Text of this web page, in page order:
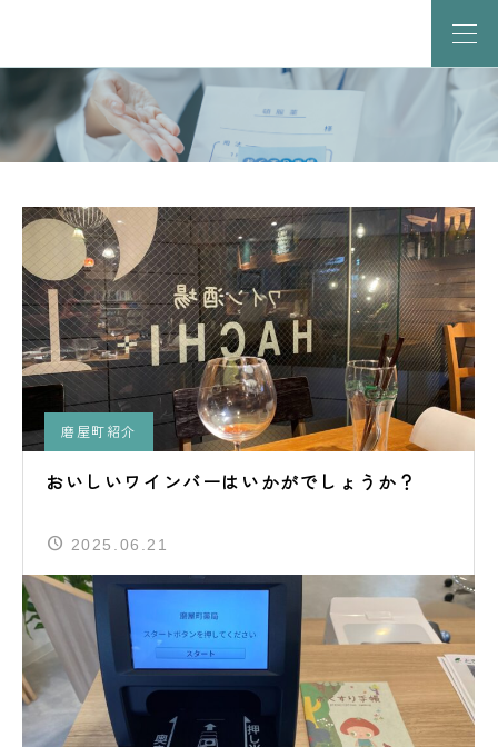
磨屋町紹介
おいしいワインバーはいかがでしょうか？
2025.06.21